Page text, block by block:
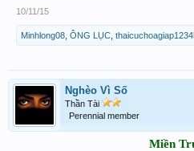
10/11/15
Minhlong08 ÔNG LỤC
Nghèo Vì Số
Thần Tài
Perennial member
Miền